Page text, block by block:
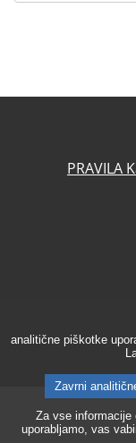
analitične piškotke
Zavrni
Za vse
uporabljamo, vas
PRAVILA